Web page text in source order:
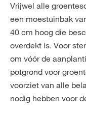
Vrijwel alle
een moestuinbak
40 cm hoog die
overdekt is. Voor
om vóór de
potgrond voor
voorziet van alle
nodig hebben voor